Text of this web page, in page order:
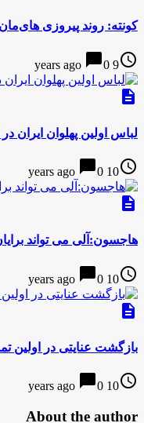
کونته: روند پیروزی های‌مان
access_time
9 years ago
chat_bubble0
description
لباس اولین پهلوان ایران
access_time
10 years ago
chat_bubble0
description
هاجسون:آلی می تواند
access_time
10 years ago
chat_bubble0
description
بازگشت عنایتی در
access_time
10 years ago
chat_bubble0
About the author